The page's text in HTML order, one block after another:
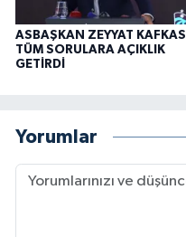
ASBAŞKAN ZEYYAT KAFKAS
TÜM SORULARA AÇIKLIK
GETİRDİ
Yorumlar